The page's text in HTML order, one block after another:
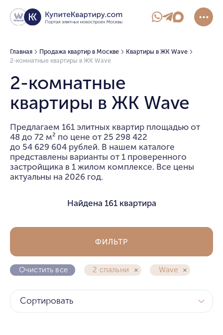
Главная Продажа квартир в Москве
Квартиры в ЖК Wave
2-комнатные квартиры в ЖК Wave
2-комнатные
квартиры в ЖК Wave
Предлагаем 161 элитных квартир площадью от
48 до 72 м² по цене от 25 298 422
до 54 629 604 рублей. В нашем каталоге
представлены варианты от 1 проверенного
застройщика в 1 жилом комплексе. Все цены
актуальны на 2026 год.
Найдена 161 квартира
Очистить все 2 спальни Wave
ФИЛЬТР
Сортировать